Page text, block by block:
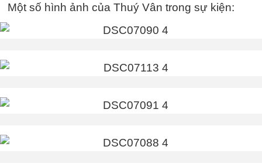
Một số hình ảnh của Thuý Vân trong sự kiện: